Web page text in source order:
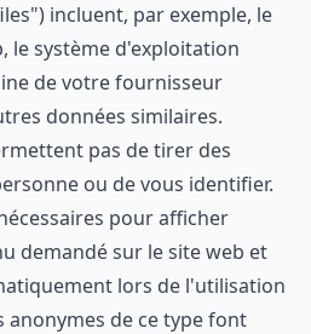
incluent, par exemple, le
le système d'exploitation
de votre fournisseur
données similaires.
pas de tirer des
ou de vous identifier.
pour afficher
demandé sur le site web et
lors de l'utilisation
anonymes de ce type font